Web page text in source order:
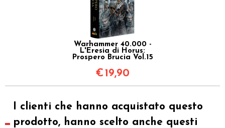
Warhammer 40.000 -
L'Eresia di Horus:
Prospero Brucia Vol.15
€ 19,90
I clienti che hanno acquistato questo
prodotto, hanno scelto anche questi